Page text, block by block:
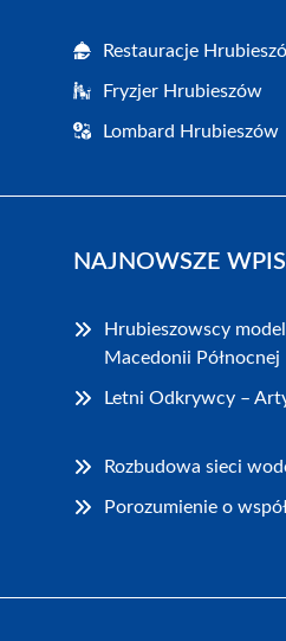
Restauracje
Fryzjer Hrubieszów
Lombard Hrubieszów
NAJNOWSZE
Hrubieszowscy
Macedonii Północnej
Letni Odkrywcy –
Rozbudowa sieci
Porozumienie o